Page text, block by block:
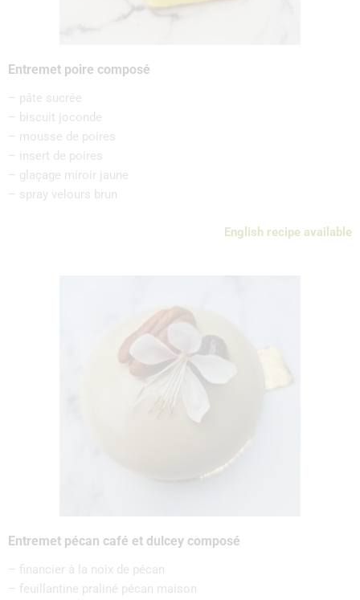
Entremet poire composé
– pâte sucrée
– biscuit joconde
– mousse de poires
– insert de poires
– glaçage miroir jaune
– spray velours brun
English recipe available
Entremet pécan café et dulcey composé
– financier à la noix de pécan
– feuillantine praliné pécan maison